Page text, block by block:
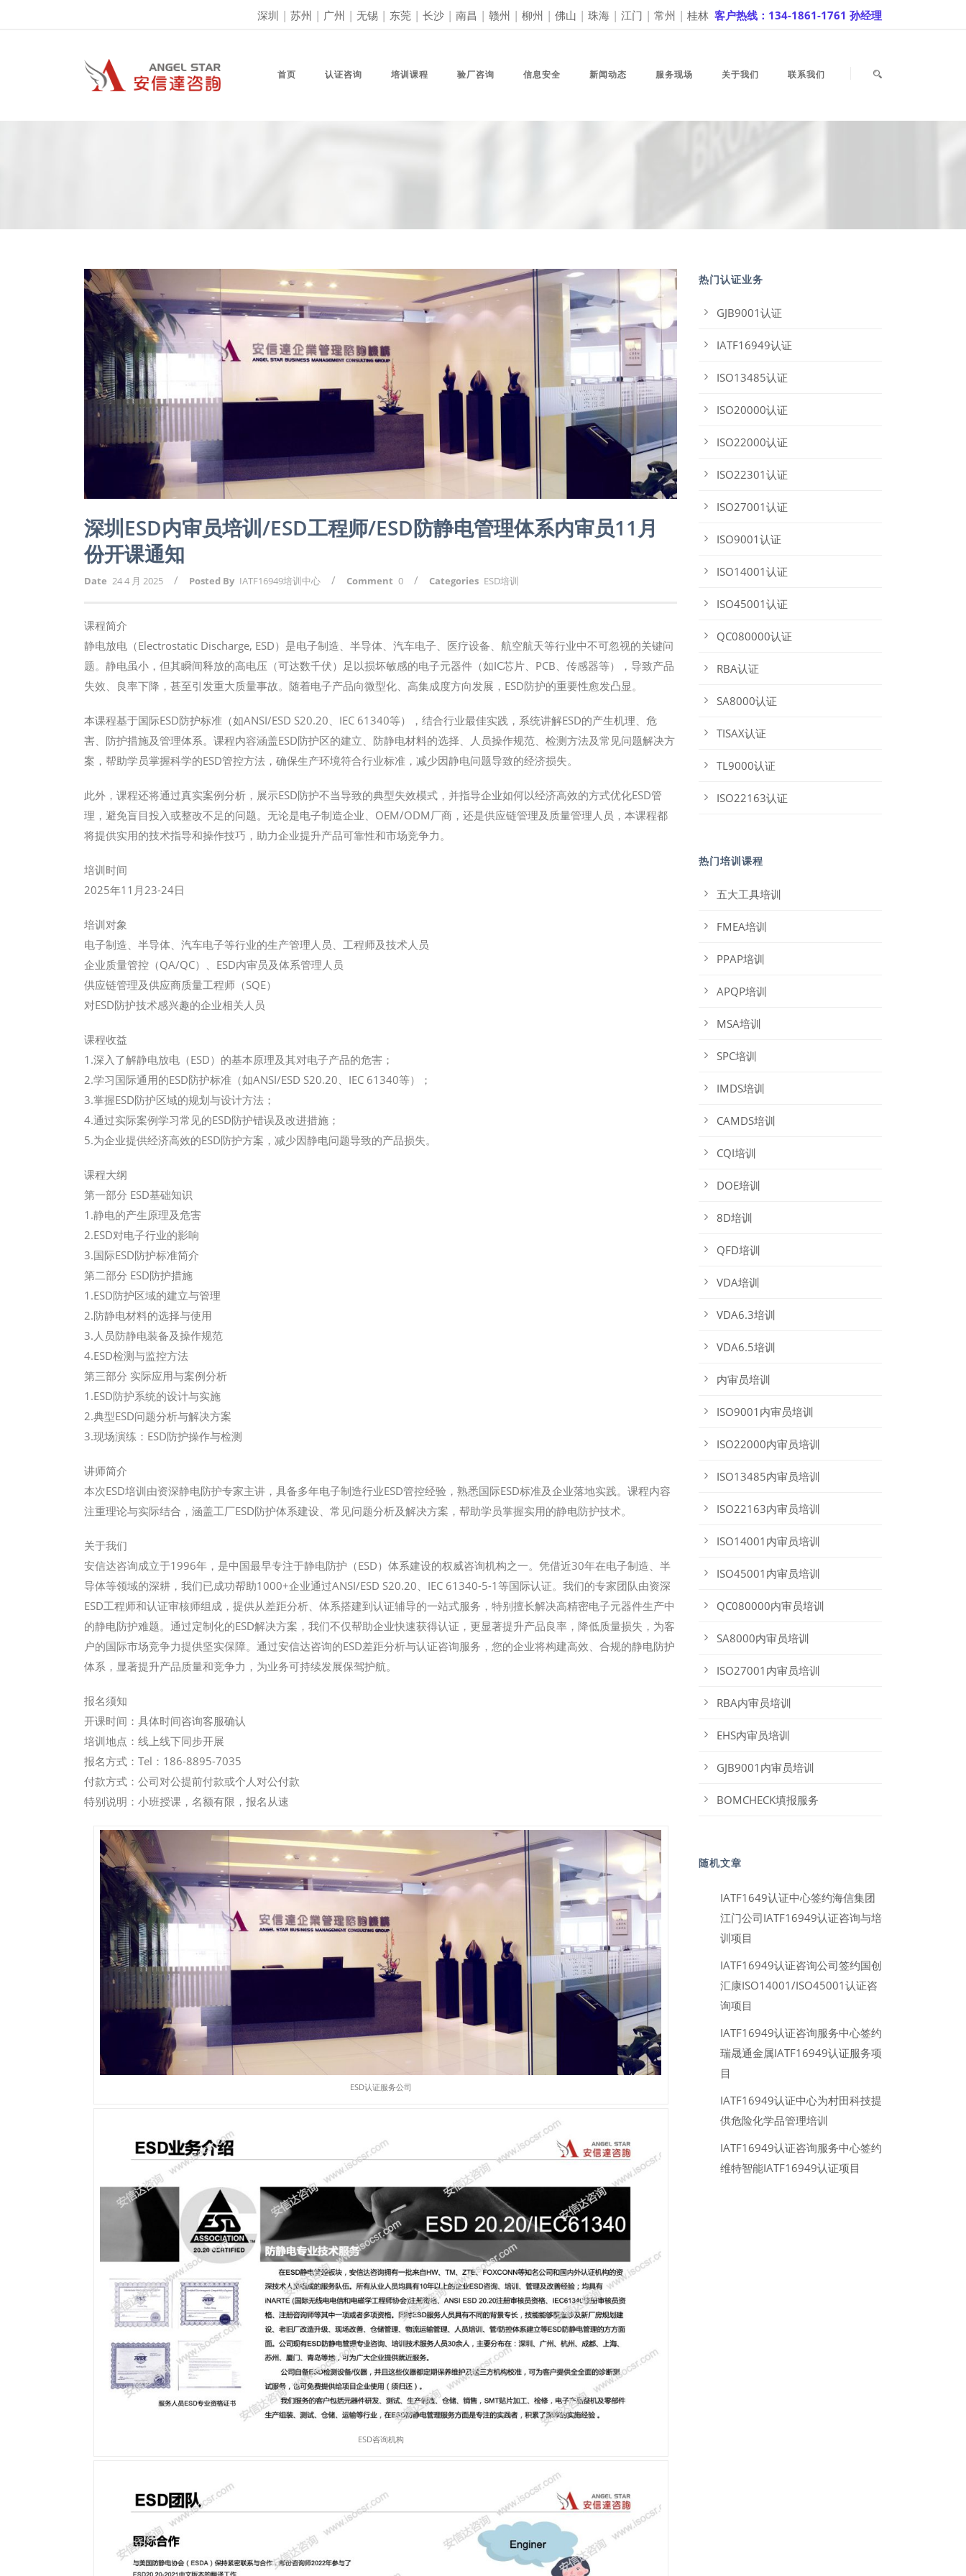
深圳 | 苏州 | 广州 | 无锡 | 东莞 | 长沙 | 南昌 | 赣州 | 柳州 | 佛山 | 珠海 | 江门 | 常州 | 桂林 客户热线：134-1861-1761 孙经理
首页 认证咨询 培训课程 验厂咨询 信息安全 新闻动态 服务现场 关于我们 联系我们
深圳ESD内审员培训/ESD工程师/ESD防静电管理体系内审员11月
份开课通知
Date 24 4 月 2025 / Posted By IATF16949培训中心 / Comment 0 / Categories ESD培训
课程简介
静电放电（Electrostatic Discharge, ESD）是电子制造、半导体、汽车电子、医疗设备、航空航天等行业中不可忽视的关键问
题。静电虽小，但其瞬间释放的高电压（可达数千伏）足以损坏敏感的电子元器件（如IC芯片、PCB、传感器等），导致产品
失效、良率下降，甚至引发重大质量事故。随着电子产品向微型化、高集成度方向发展，ESD防护的重要性愈发凸显。
本课程基于国际ESD防护标准（如ANSI/ESD S20.20、IEC 61340等），结合行业最佳实践，系统讲解ESD的产生机理、危
害、防护措施及管理体系。课程内容涵盖ESD防护区的建立、防静电材料的选择、人员操作规范、检测方法及常见问题解决方
案，帮助学员掌握科学的ESD管控方法，确保生产环境符合行业标准，减少因静电问题导致的经济损失。
此外，课程还将通过真实案例分析，展示ESD防护不当导致的典型失效模式，并指导企业如何以经济高效的方式优化ESD管
理，避免盲目投入或整改不足的问题。无论是电子制造企业、OEM/ODM厂商，还是供应链管理及质量管理人员，本课程都
将提供实用的技术指导和操作技巧，助力企业提升产品可靠性和市场竞争力。
培训时间
2025年11月23-24日
培训对象
电子制造、半导体、汽车电子等行业的生产管理人员、工程师及技术人员
企业质量管控（QA/QC）、ESD内审员及体系管理人员
供应链管理及供应商质量工程师（SQE）
对ESD防护技术感兴趣的企业相关人员
课程收益
1.深入了解静电放电（ESD）的基本原理及其对电子产品的危害；
2.学习国际通用的ESD防护标准（如ANSI/ESD S20.20、IEC 61340等）；
3.掌握ESD防护区域的规划与设计方法；
4.通过实际案例学习常见的ESD防护错误及改进措施；
5.为企业提供经济高效的ESD防护方案，减少因静电问题导致的产品损失。
课程大纲
第一部分 ESD基础知识
1.静电的产生原理及危害
2.ESD对电子行业的影响
3.国际ESD防护标准简介
第二部分 ESD防护措施
1.ESD防护区域的建立与管理
2.防静电材料的选择与使用
3.人员防静电装备及操作规范
4.ESD检测与监控方法
第三部分 实际应用与案例分析
1.ESD防护系统的设计与实施
2.典型ESD问题分析与解决方案
3.现场演练：ESD防护操作与检测
讲师简介
本次ESD培训由资深静电防护专家主讲，具备多年电子制造行业ESD管控经验，熟悉国际ESD标准及企业落地实践。课程内容
注重理论与实际结合，涵盖工厂ESD防护体系建设、常见问题分析及解决方案，帮助学员掌握实用的静电防护技术。
关于我们
安信达咨询成立于1996年，是中国最早专注于静电防护（ESD）体系建设的权威咨询机构之一。凭借近30年在电子制造、半
导体等领域的深耕，我们已成功帮助1000+企业通过ANSI/ESD S20.20、IEC 61340-5-1等国际认证。我们的专家团队由资深
ESD工程师和认证审核师组成，提供从差距分析、体系搭建到认证辅导的一站式服务，特别擅长解决高精密电子元器件生产中
的静电防护难题。通过定制化的ESD解决方案，我们不仅帮助企业快速获得认证，更显著提升产品良率，降低质量损失，为客
户的国际市场竞争力提供坚实保障。通过安信达咨询的ESD差距分析与认证咨询服务，您的企业将构建高效、合规的静电防护
体系，显著提升产品质量和竞争力，为业务可持续发展保驾护航。
报名须知
开课时间：具体时间咨询客服确认
培训地点：线上线下同步开展
报名方式：Tel：186-8895-7035
付款方式：公司对公提前付款或个人对公付款
特别说明：小班授课，名额有限，报名从速
ESD认证服务公司
ESD咨询机构
热门认证业务
GJB9001认证
IATF16949认证
ISO13485认证
ISO20000认证
ISO22000认证
ISO22301认证
ISO27001认证
ISO9001认证
ISO14001认证
ISO45001认证
QC080000认证
RBA认证
SA8000认证
TISAX认证
TL9000认证
ISO22163认证
热门培训课程
五大工具培训
FMEA培训
PPAP培训
APQP培训
MSA培训
SPC培训
IMDS培训
CAMDS培训
CQI培训
DOE培训
8D培训
QFD培训
VDA培训
VDA6.3培训
VDA6.5培训
内审员培训
ISO9001内审员培训
ISO22000内审员培训
ISO13485内审员培训
ISO22163内审员培训
ISO14001内审员培训
ISO45001内审员培训
QC080000内审员培训
SA8000内审员培训
ISO27001内审员培训
RBA内审员培训
EHS内审员培训
GJB9001内审员培训
BOMCHECK填报服务
随机文章
IATF1649认证中心签约海信集团
江门公司IATF16949认证咨询与培
训项目
IATF16949认证咨询公司签约国创
汇康ISO14001/ISO45001认证咨
询项目
IATF16949认证咨询服务中心签约
瑞晟通金属IATF16949认证服务项
目
IATF16949认证中心为村田科技提
供危险化学品管理培训
IATF16949认证咨询服务中心签约
维特智能IATF16949认证项目